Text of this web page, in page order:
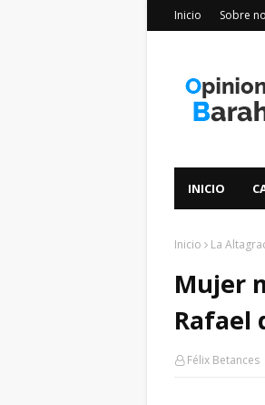
Inicio Sobre
INICIO
Inicio La
Mujer
Rafael
Félix Betances